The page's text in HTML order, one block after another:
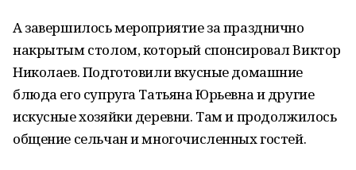
А завершилось мероприятие за празднично
накрытым столом, который спонсировал Виктор
Николаев. Подготовили вкусные домашние
блюда его супруга Татьяна Юрьевна и другие
искусные хозяйки деревни. Там и продолжилось
общение сельчан и многочисленных гостей.